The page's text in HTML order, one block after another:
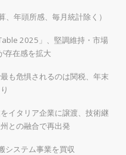
年頭所感、毎月統計除く）
2025」、堅調維持・市場
存在感を拡大
も危惧されるのは関税、年末
イタリア企業に譲渡、技術継
との融合で再出発
システム事業を買収